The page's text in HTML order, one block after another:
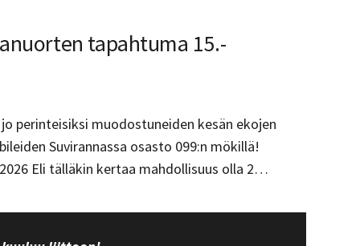
tapahtuma 15.-
perinteisiksi muodostuneiden kesän ekojen
Suvirannassa osasto 099:n mökillä!
Eli tälläkin kertaa mahdollisuus olla 2…